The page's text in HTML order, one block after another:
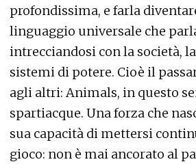
profondissima, e farla
linguaggio universale che
intrecciandosi con la società,
sistemi di potere. Cioè il
agli altri: Animals, in questo
spartiacque. Una forza che
sua capacità di mettersi
gioco: non è mai ancorato al